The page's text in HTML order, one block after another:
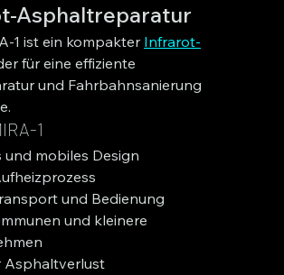
Asphaltreparatur
1 ist ein kompakter Infrarot-
für eine effiziente
und Fahrbahnsanierung
1
und mobiles Design
und Bedienung
und kleinere
Asphaltverlust